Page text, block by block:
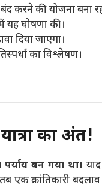
करने की योजना बना
यह घोषणा की।
दिया जाएगा।
का विश्लेषण।
का अंत!
बन गया था।
एक क्रांतिकारी